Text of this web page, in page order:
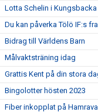
Lotta Schelin i Kungsbacka
Du kan påverka Tölö IF:s
Bidrag till Världens Barn
Målvaktsträning idag
Grattis Kent på din stora
Bingolotter hösten 2023
Fiber inkopplat på